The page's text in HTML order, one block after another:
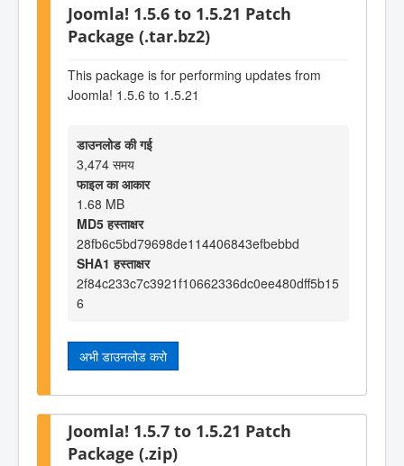
Joomla! 1.5.6 to 1.5.21 Patch
Package (.tar.bz2)
This package is for performing updates from
Joomla! 1.5.6 to 1.5.21
डाउनलोड की गई
3,474 समय
फाइल का आकार
1.68 MB
MD5 हस्ताक्षर
28fb6c5bd79698de114406843efbebbd
SHA1 हस्ताक्षर
2f84c233c7c3921f10662336dc0ee480dff5b15
6
अभी डाउनलोड करो
Joomla! 1.5.7 to 1.5.21 Patch
Package (.zip)